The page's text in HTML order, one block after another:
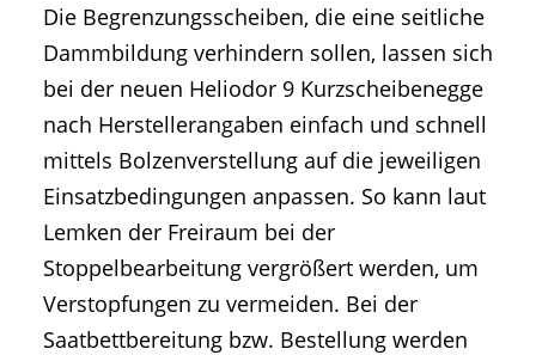
Die Begrenzungsscheiben, die eine seitliche
Dammbildung verhindern sollen, lassen sich
bei der neuen Heliodor 9 Kurzscheibenegge
nach Herstellerangaben einfach und schnell
mittels Bolzenverstellung auf die jeweiligen
Einsatzbedingungen anpassen. So kann laut
Lemken der Freiraum bei der
Stoppelbearbeitung vergrößert werden, um
Verstopfungen zu vermeiden. Bei der
Saatbettbereitung bzw. Bestellung werden